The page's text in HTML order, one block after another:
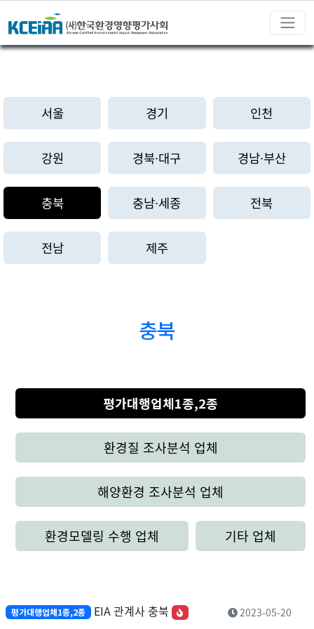
서울 경기 인천
강원 경북∙대구 경남∙부산
충북 충남∙세종 전북
전남 제주
충북
평가대행업체1종,2종
환경질 조사분석 업체
해양환경 조사분석 업체
환경모델링 수행 업체 기타 업체
평가대행업체1종,2종 EIA 관계사 충북 2023-05-20